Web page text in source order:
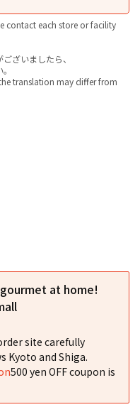
contact each store or facility
ざいましたら、
translation may differ from
at home!
site carefully
Kyoto and Shiga.
500 yen OFF coupon is